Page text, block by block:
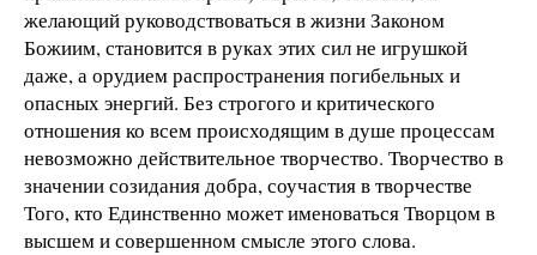
желающий руководствоваться в жизни Законом
Божиим, становится в руках этих сил не игрушкой
даже, а орудием распространения погибельных и
опасных энергий. Без строгого и критического
отношения ко всем происходящим в душе процессам
невозможно действительное творчество. Творчество в
значении созидания добра, соучастия в творчестве
Того, кто Единственно может именоваться Творцом в
высшем и совершенном смысле этого слова.